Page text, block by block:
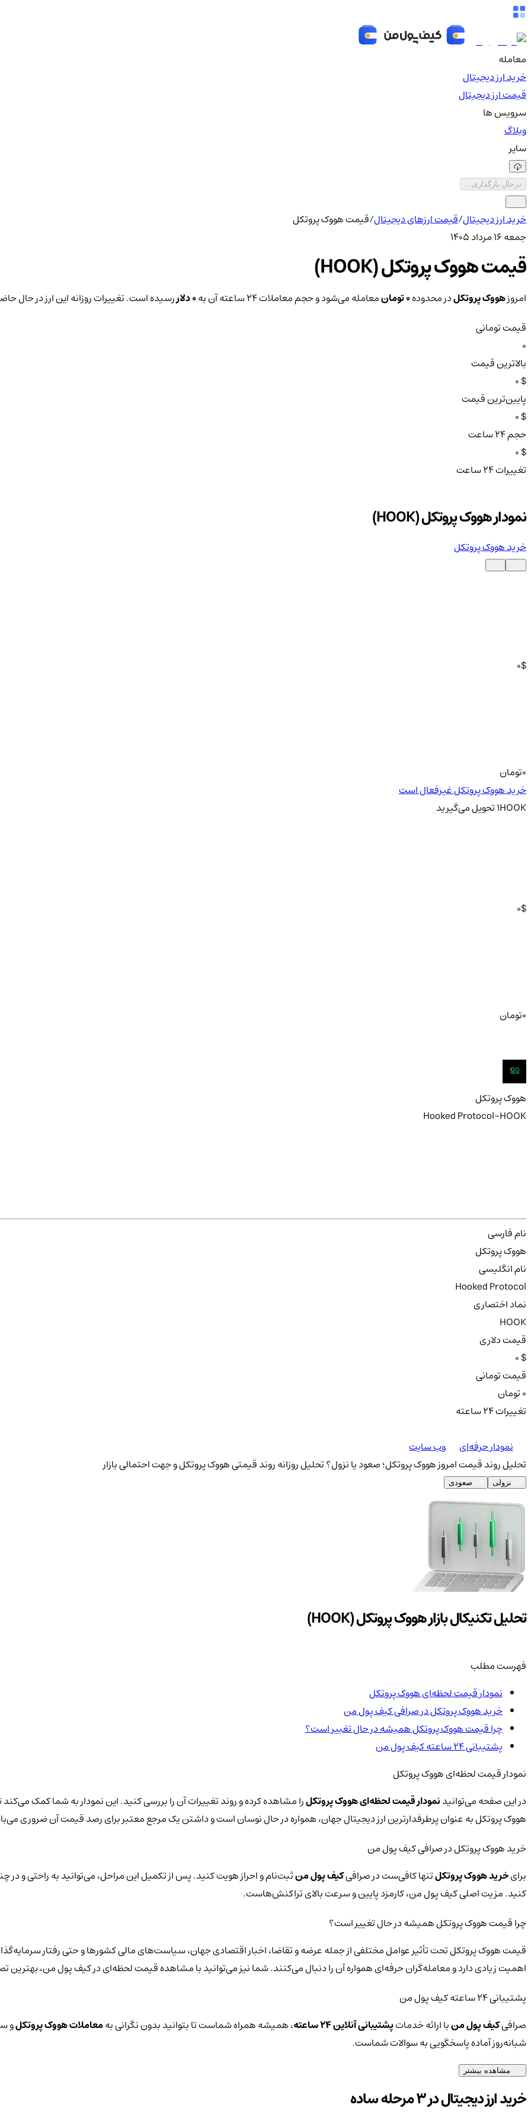
معامله
خرید ارز دیجیتال
قیمت ارز دیجیتال
سرویس ها
وبلاگ
سایر
درحال بارگذاری...
خرید ارز دیجیتال/قیمت ارزهای دیجیتال/قیمت هووک پروتکل
جمعه ۱۶ مرداد ۱۴۰۵
قیمت هووک پروتکل (HOOK)
امروزهووک پروتکلدر محدوده0 تومان معامله می‌شود و حجم معاملات ۲۴ ساعته آن به 0 دلار
رسیده است. تغییرات روزانه این ارز در حال
قیمت تومانی
0
بالاترین قیمت
$ 0
پایین‌ترین قیمت
$ 0
حجم ۲۴ ساعت
$ 0
تغییرات ۲۴ ساعت
نمودار هووک پروتکل (HOOK)
خرید هووک پروتکل
0$
0تومان
خرید هووک پروتکل غیرفعال است
1HOOK تحویلمی‌گیرید
0$
0تومان
هووک پروتکل
Hooked Protocol-HOOK
نام فارسی
هووک پروتکل
نام انگلیسی
Hooked Protocol
نماد اختصاری
HOOK
قیمت دلاری
0 $
قیمت تومانی
0 تومان
تغییرات ۲۴ ساعته
نمودار حرفه‌ای
وب سایت
تحلیل روند قیمت امروز هووک پروتکل؛ صعود یا نزول؟تحلیل روزانه روند قیمتی هووک پروتکل و جهت احتمالی بازار
نزولی صعودی
تحلیل تکنیکال بازار هووک پروتکل (HOOK)
فهرست مطلب
نمودار قیمت لحظه‌ای هووک پروتکل
خرید هووک پروتکل در صرافی کیف پول من
چرا قیمت هووک پروتکل همیشه در حال تغییر است؟
پشتیبانی ۲۴ ساعته کیف پول من
نمودار قیمت لحظه‌ای هووک پروتکل
در این صفحه می‌توانیدنمودار قیمت لحظه‌ای هووک پروتکلرا مشاهده کرده و روند تغییرات آن را بررسی کنید. این نمودار به شما کمک می‌کند
هووک پروتکل به عنوان پرطرفدارترین ارز دیجیتال جهان، همواره در حال نوسان است و داشتن یک مرجع معتبر برای رصد قیمت آن ضروری
خرید هووک پروتکل در صرافی کیف پول من
برایخرید هووک پروتکلتنها کافی‌ست در صرافیکیف پول منثبت‌نام و احراز هویت کنید. پس از تکمیل این مراحل، می‌توانید به راحتی و در
کنید. مزیت اصلی کیف پول من، کارمزد پایین و سرعت بالای تراکنش‌هاست.
چرا قیمت هووک پروتکل همیشه در حال تغییر است؟
قیمت هووک پروتکل تحت تأثیر عوامل مختلفی از جمله عرضه و تقاضا، اخبار اقتصادی جهان، سیاست‌های مالی کشورها و حتی رفتار
اهمیت زیادی دارد و معامله‌گران حرفه‌ای همواره آن را دنبال می‌کنند. شما نیز می‌توانید با مشاهده قیمت لحظه‌ای در کیف پول من، بهترین
پشتیبانی ۲۴ ساعته کیف پول من
صرافیکیف پول منبا ارائه خدماتپشتیبانی آنلاین ۲۴ ساعته ، همیشه همراه شماست تا بتوانید بدون نگرانی بهمعاملات هووک پروتکلو
شبانه‌روز آماده پاسخگویی به سوالات شماست.
مشاهده بیشتر
خرید ارز دیجیتال در 3 مرحله ساده